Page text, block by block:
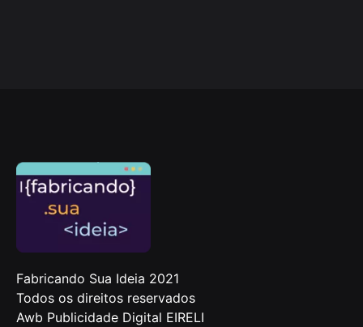
Fabricando Sua Ideia 2021
Todos os direitos reservados
Awb Publicidade Digital EIRELI